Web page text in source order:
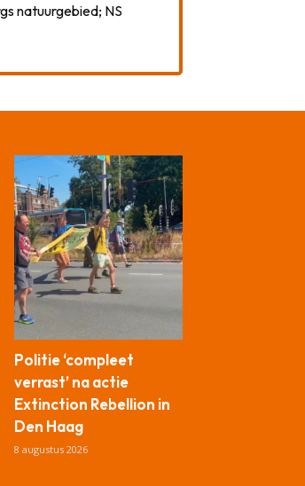
natuurgebied; NS
Politie ‘compleet
verrast’ na actie
Extinction Rebellion in
Den Haag
8 augustus 2026